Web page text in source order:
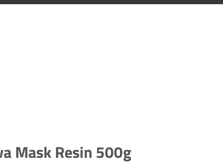
Mask Resin 500g